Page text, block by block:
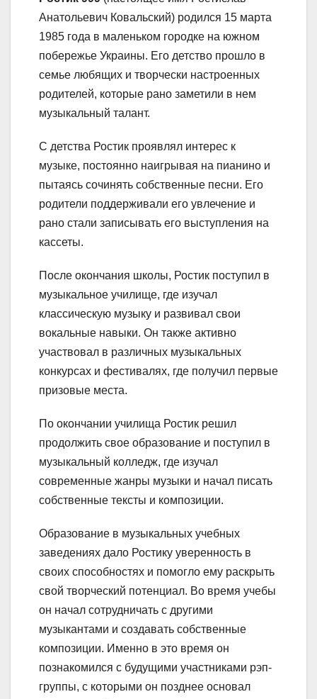
Анатольевич Ковальский) родился 15 марта
1985 года в маленьком городке на южном
побережье Украины. Его детство прошло в
семье любящих и творчески настроенных
родителей, которые рано заметили в нем
музыкальный талант.
С детства Ростик проявлял интерес к
музыке, постоянно наигрывая на пианино и
пытаясь сочинять собственные песни. Его
родители поддерживали его увлечение и
рано стали записывать его выступления на
кассеты.
После окончания школы, Ростик поступил в
музыкальное училище, где изучал
классическую музыку и развивал свои
вокальные навыки. Он также активно
участвовал в различных музыкальных
конкурсах и фестивалях, где получил первые
призовые места.
По окончании училища Ростик решил
продолжить свое образование и поступил в
музыкальный колледж, где изучал
современные жанры музыки и начал писать
собственные тексты и композиции.
Образование в музыкальных учебных
заведениях дало Ростику уверенность в
своих способностях и помогло ему раскрыть
свой творческий потенциал. Во время учебы
он начал сотрудничать с другими
музыкантами и создавать собственные
композиции. Именно в это время он
познакомился с будущими участниками рэп-
группы, с которыми он позднее основал